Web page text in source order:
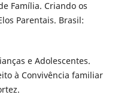
Família. Criando os
Parentais. Brasil:
e Adolescentes.
à Convivência familiar